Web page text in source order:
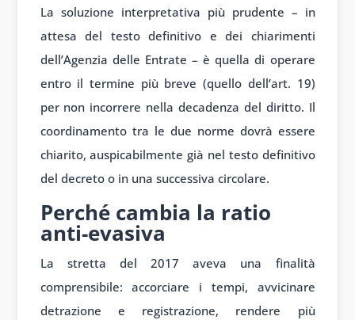
La soluzione interpretativa più prudente – in
attesa del testo definitivo e dei chiarimenti
dell’Agenzia delle Entrate – è quella di operare
entro il termine più breve (quello dell’art. 19)
per non incorrere nella decadenza del diritto. Il
coordinamento tra le due norme dovrà essere
chiarito, auspicabilmente già nel testo definitivo
del decreto o in una successiva circolare.
Perché cambia la ratio
anti-evasiva
La stretta del 2017 aveva una finalità
comprensibile: accorciare i tempi, avvicinare
detrazione e registrazione, rendere più